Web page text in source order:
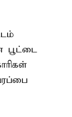
பூட்டை